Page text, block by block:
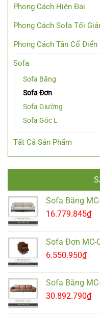
Phong Cách Hiện Đại
Phong Cách Sofa Tối
Phong Cách Tân Cổ Điển
Sofa
Sofa Băng
Sofa Đơn
Sofa Giường
Sofa Góc L
Tất Cả Sản Phẩm
Sofa Băng
16.779.845₫
Sofa Đơn MC-
6.550.950₫
Sofa Băng
30.892.790₫